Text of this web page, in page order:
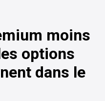
moins
options
dans le